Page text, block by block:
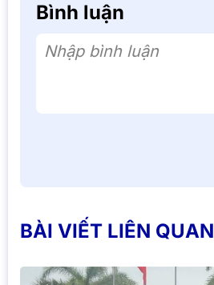
Bình luận
Nhập bình luận
BÀI VIẾT LIÊN QUAN